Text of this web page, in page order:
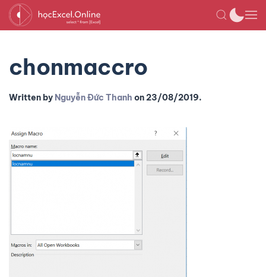
chonmaccro
Written by Nguyễn Đức Thanh on23/08/2019.